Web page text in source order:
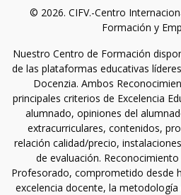
© 2026. CIFV.-Centro
Formación y
Nuestro Centro de Formación
de las plataformas educativas
Docenzia. Ambos
principales criterios de Excelencia
alumnado, opiniones del
extracurriculares, contenidos,
relación calidad/precio,
de evaluación.
Profesorado, comprometido desde
excelencia docente, la